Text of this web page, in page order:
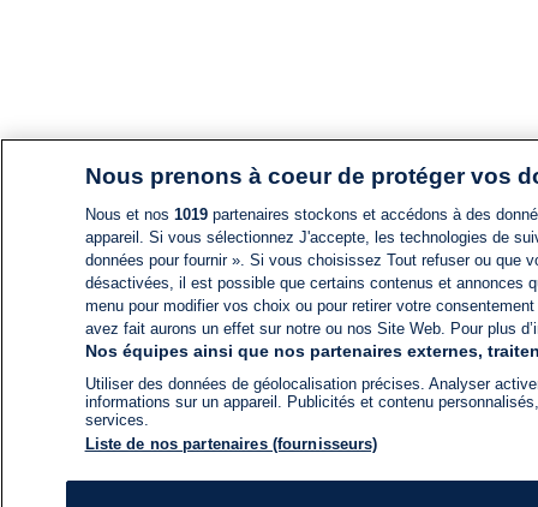
Nous prenons à coeur de protéger vos
Nous et nos 1019partenaires stockons et accédons à des
appareil. Si vous sélectionnez J'accepte, les technologies de
données pour fournir ». Si vous choisissez Tout refuser ou
désactivées, il est possible que certains contenus et annonces
menu pour modifier vos choix ou pour retirer votre
avez fait aurons un effet sur notre ou nos Site Web. Pour plus
Nos équipes ainsi que nos partenaires externes,
Utiliser des données de géolocalisation précises. Analyser
informations sur un appareil. Publicités et contenu
services.
Liste de nos partenaires (fournisseurs)